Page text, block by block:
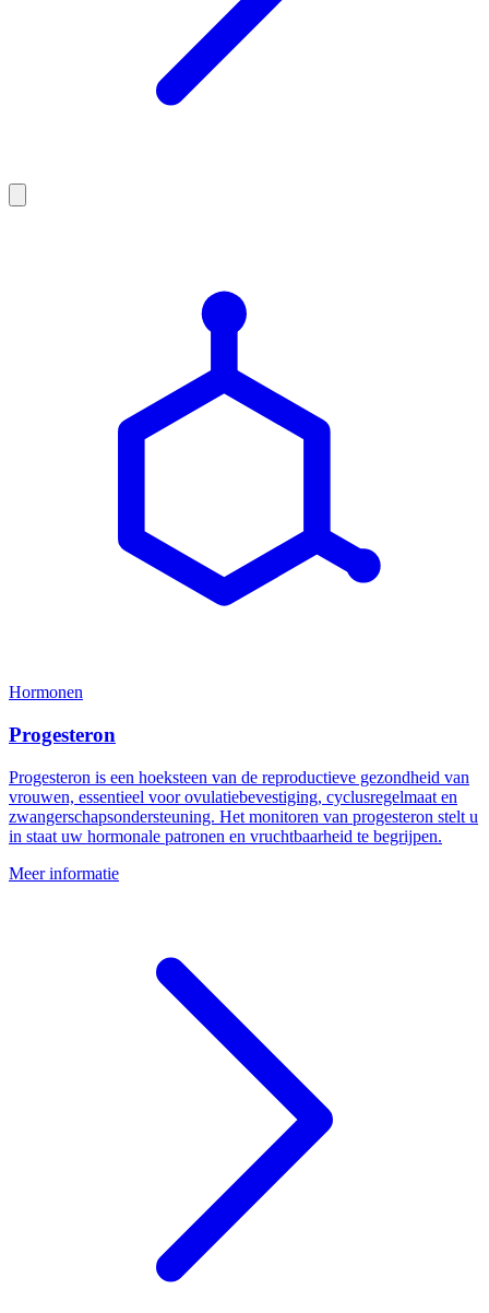
Hormonen
Progesteron
Progesteron is een hoeksteen van de reproductieve gezondheid van
vrouwen, essentieel voor ovulatiebevestiging, cyclusregelmaat en
zwangerschapsondersteuning. Het monitoren van progesteron stelt u
in staat uw hormonale patronen en vruchtbaarheid te begrijpen.
Meer informatie